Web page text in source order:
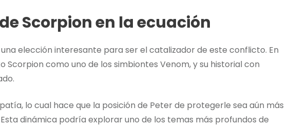
Scorpion en la ecuación
elección interesante para ser el catalizador de este conflicto. En
Scorpion como uno de los simbiontes Venom, y su historial con
lo cual hace que la posición de Peter de protegerle sea aún más
dinámica podría explorar uno de los temas más profundos de